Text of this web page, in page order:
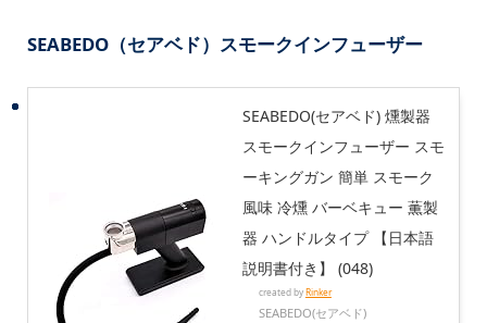
SEABEDO（セアベド）スモークインフューザー
SEABEDO(セアベド) 燻製器
スモークインフューザー スモ
ーキングガン 簡単 スモーク
風味 冷燻 バーベキュー 薫製
器 ハンドルタイプ 【日本語
説明書付き】 (048)
created byRinker
SEABEDO(セアベド)